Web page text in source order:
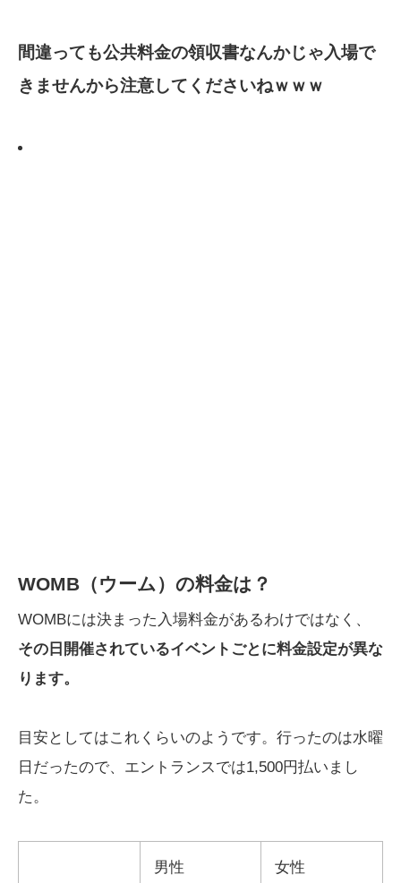
間違っても公共料金の領収書なんかじゃ入場で
きませんから注意してくださいねｗｗｗ
WOMB（ウーム）の料金は？
WOMBには決まった入場料金があるわけではなく、
その日開催されているイベントごとに料金設定が異な
ります。
目安としてはこれくらいのようです。行ったのは水曜
日だったので、エントランスでは1,500円払いまし
た。
男性 女性